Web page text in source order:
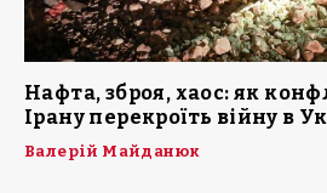
Нафта, зброя, хаос: як
Ірану перекроїть війну в
Валерій Майданюк